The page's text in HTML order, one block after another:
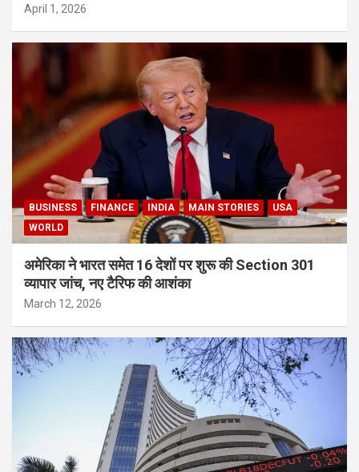
April 1, 2026
BUSINESS FINANCE INDIA MAIN STORIES
USA
WORLD
अमेरिका ने भारत समेत 16 देशों पर शुरू की Section 301
व्यापार जांच, नए टैरिफ की आशंका
March 12, 2026